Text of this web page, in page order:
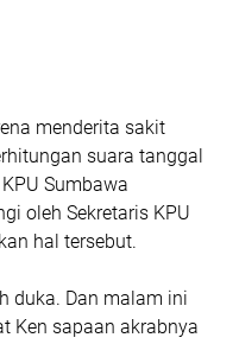
menderita sakit
suara tanggal
Sumbawa
oleh Sekretaris KPU
hal tersebut.
duka. Dan malam ini
Ken sapaan akrabnya